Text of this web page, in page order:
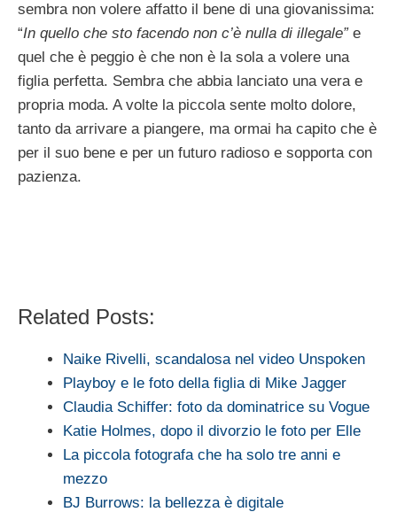
sembra non volere affatto il bene di una giovanissima:
“In quello che sto facendo non c’è nulla di illegale” e
quel che è peggio è che non è la sola a volere una
figlia perfetta. Sembra che abbia lanciato una vera e
propria moda. A volte la piccola sente molto dolore,
tanto da arrivare a piangere, ma ormai ha capito che è
per il suo bene e per un futuro radioso e sopporta con
pazienza.
Related Posts:
Naike Rivelli, scandalosa nel video Unspoken
Playboy e le foto della figlia di Mike Jagger
Claudia Schiffer: foto da dominatrice su Vogue
Katie Holmes, dopo il divorzio le foto per Elle
La piccola fotografa che ha solo tre anni e
mezzo
BJ Burrows: la bellezza è digitale